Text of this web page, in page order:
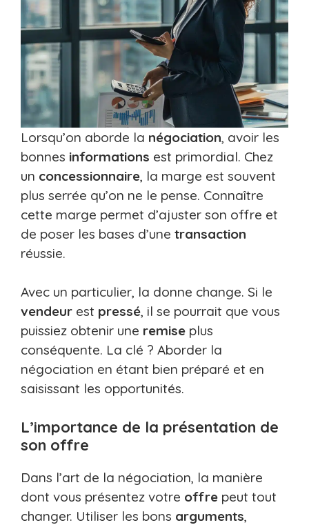
Lorsqu’on aborde la négociation, avoir les
bonnes informations est primordial. Chez
un concessionnaire, la marge est souvent
plus serrée qu’on ne le pense. Connaître
cette marge permet d’ajuster son offre et
de poser les bases d’une transaction
réussie.
Avec un particulier, la donne change. Si le
vendeur est pressé, il se pourrait que vous
puissiez obtenir une remise plus
conséquente. La clé ? Aborder la
négociation en étant bien préparé et en
saisissant les opportunités.
L’importance de la présentation de
son offre
Dans l’art de la négociation, la manière
dont vous présentez votre offre peut tout
changer. Utiliser les bons arguments,